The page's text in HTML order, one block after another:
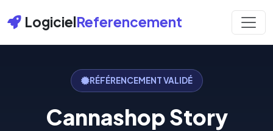
LogicielReferencement
RÉFÉRENCEMENT VALIDÉ
Cannashop Story